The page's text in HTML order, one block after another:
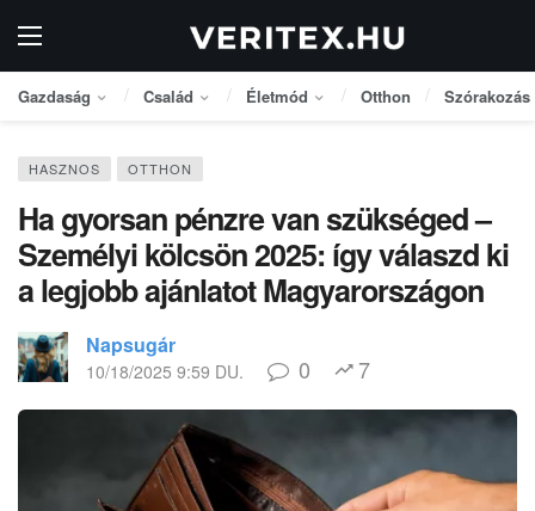
Gazdaság Család Életmód Otthon Szórakozás
HASZNOS OTTHON
Ha gyorsan pénzre van szükséged –
Személyi kölcsön 2025: így válaszd ki
a legjobb ajánlatot Magyarországon
Napsugár
10/18/2025 9:59 DU. 0 7